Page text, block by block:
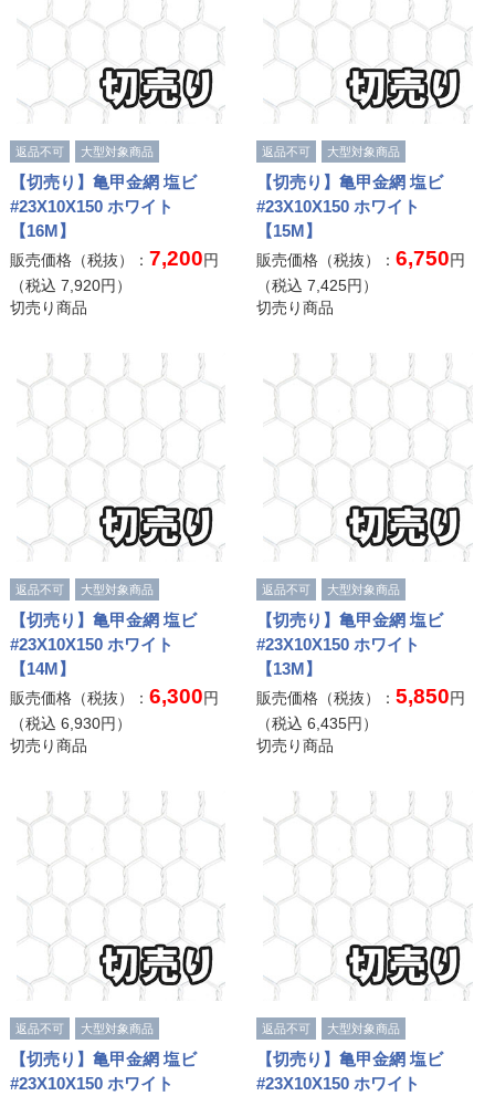
返品不可 大型対象商品
【切売り】亀甲金網 塩ビ
#23X10X150 ホワイト
【16M】
販売価格（税抜）： 7,200円
（税込 7,920円）
切売り商品
返品不可 大型対象商品
【切売り】亀甲金網 塩ビ
#23X10X150 ホワイト
【15M】
販売価格（税抜）：6,750円
（税込7,425円）
切売り商品
返品不可 大型対象商品
【切売り】亀甲金網 塩ビ
#23X10X150 ホワイト
【14M】
販売価格（税抜）： 6,300円
（税込 6,930円）
切売り商品
返品不可 大型対象商品
【切売り】亀甲金網 塩ビ
#23X10X150 ホワイト
【13M】
販売価格（税抜）：5,850円
（税込6,435円）
切売り商品
返品不可 大型対象商品
【切売り】亀甲金網 塩ビ
#23X10X150 ホワイト
返品不可 大型対象商品
【切売り】亀甲金網 塩ビ
#23X10X150 ホワイト